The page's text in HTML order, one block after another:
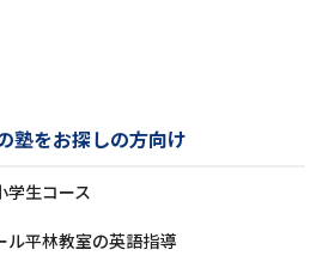
塾をお探しの⽅向け
学⽣コース
ル平林教室の英語指導